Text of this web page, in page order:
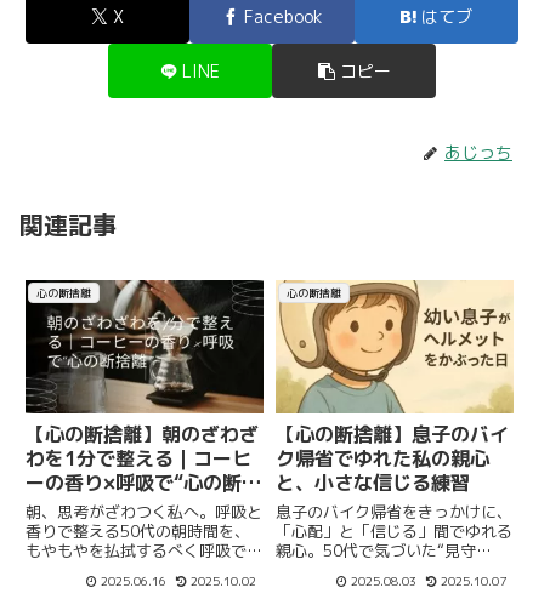
X Facebook はてブ
LINE コピー
あじっち
関連記事
心の断捨離
【心の断捨離】朝のざわざ
わを1分で整える｜コーヒ
ーの香り×呼吸で“心の断捨
離”
朝、思考がざわつく私へ。呼吸と
香りで整える50代の朝時間を、
もやもやを払拭するべく呼吸で整
います。
2025.06.16 2025.10.02
心の断捨離
【心の断捨離】息子のバイ
ク帰省でゆれた私の親心
と、小さな信じる練習
息子のバイク帰省をきっかけに、
「心配」と「信じる」間でゆれる
親心。50代で気づいた“見守
2025.08.03 2025.10.07